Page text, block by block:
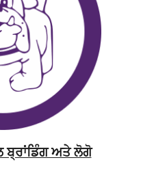
ਬ੍ਰਾਂਡਿੰਗ ਅਤੇ ਲੋਗੋ